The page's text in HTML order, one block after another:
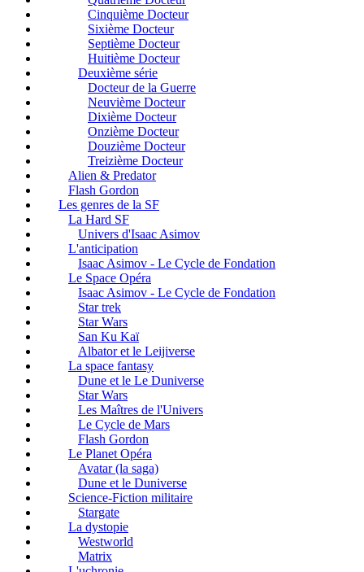
Cinquième Docteur
Sixième Docteur
Septième Docteur
Huitième Docteur
Deuxième série
Docteur de la Guerre
Neuvième Docteur
Dixième Docteur
Onzième Docteur
Douzième Docteur
Treizième Docteur
Alien & Predator
Flash Gordon
Les genres de la SF
La Hard SF
Univers d'Isaac Asimov
L'anticipation
Isaac Asimov - Le Cycle de Fondation
Le Space Opéra
Isaac Asimov - Le Cycle de Fondation
Star trek
Star Wars
San Ku Kaï
Albator et le Leijiverse
La space fantasy
Dune et le Le Duniverse
Star Wars
Les Maîtres de l'Univers
Le Cycle de Mars
Flash Gordon
Le Planet Opéra
Avatar (la saga)
Dune et le Duniverse
Science-Fiction militaire
Stargate
La dystopie
Westworld
Matrix